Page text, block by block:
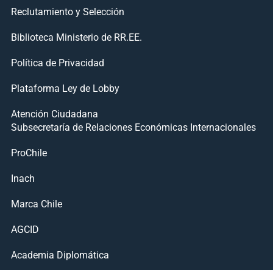
Reclutamiento y Selección
Biblioteca Ministerio de RR.EE.
Política de Privacidad
Plataforma Ley de Lobby
Atención Ciudadana
Subsecretaría de Relaciones Económicas Internacionales
ProChile
Inach
Marca Chile
AGCID
Academia Diplomática